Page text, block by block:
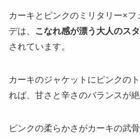
カーキとピンクのミリタリー×フ
デは、
こなれ感が漂う大人のス
されています。
カーキのジャケットにピンクの
れば、甘さと辛さのバランスが絶
ピンクの柔らかさがカーキの武